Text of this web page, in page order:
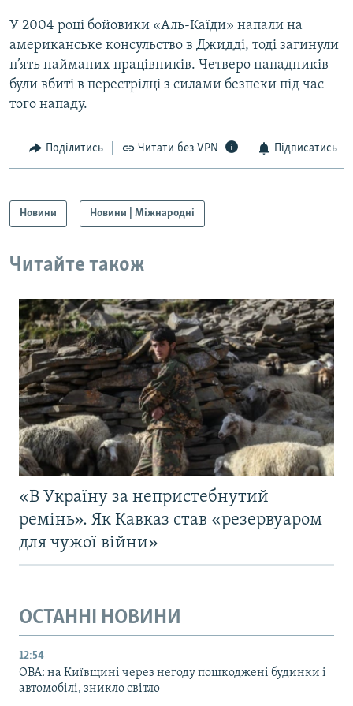
Усі сайти RFE/RL
У 2004 році бойовики «Аль-Каїди» напали на
американське консульство в Джидді, тоді загинули
п’ять найманих працівників. Четверо нападників
були вбиті в перестрілці з силами безпеки під час
того нападу.
Поділитись Читати без VPN Підписатись
Новини Новини | Міжнародні
Читайте також
«В Україну за непристебнутий
ремінь». Як Кавказ став «резервуаром
для чужої війни»
ОСТАННІ НОВИНИ
12:54
ОВА: на Київщині через негоду пошкоджені будинки і
автомобілі, зникло світло